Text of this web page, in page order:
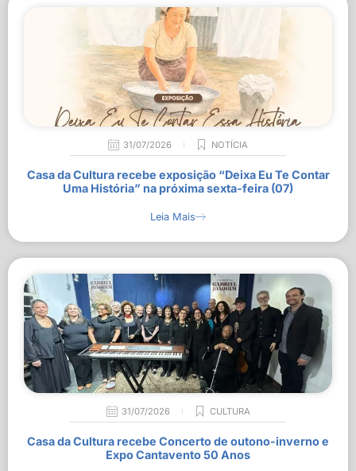
31/07/2026 NOTÍCIA
Casa da Cultura recebe exposição “Deixa Eu Te Contar
Uma História” na próxima sexta-feira (07)
Leia Mais
31/07/2026 CULTURA
Casa da Cultura recebe Concerto de outono-inverno e
Expo Cantavento 50 Anos